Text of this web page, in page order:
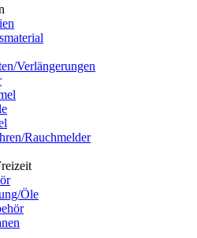
Verlängerungen
Rauchmelder
Öle